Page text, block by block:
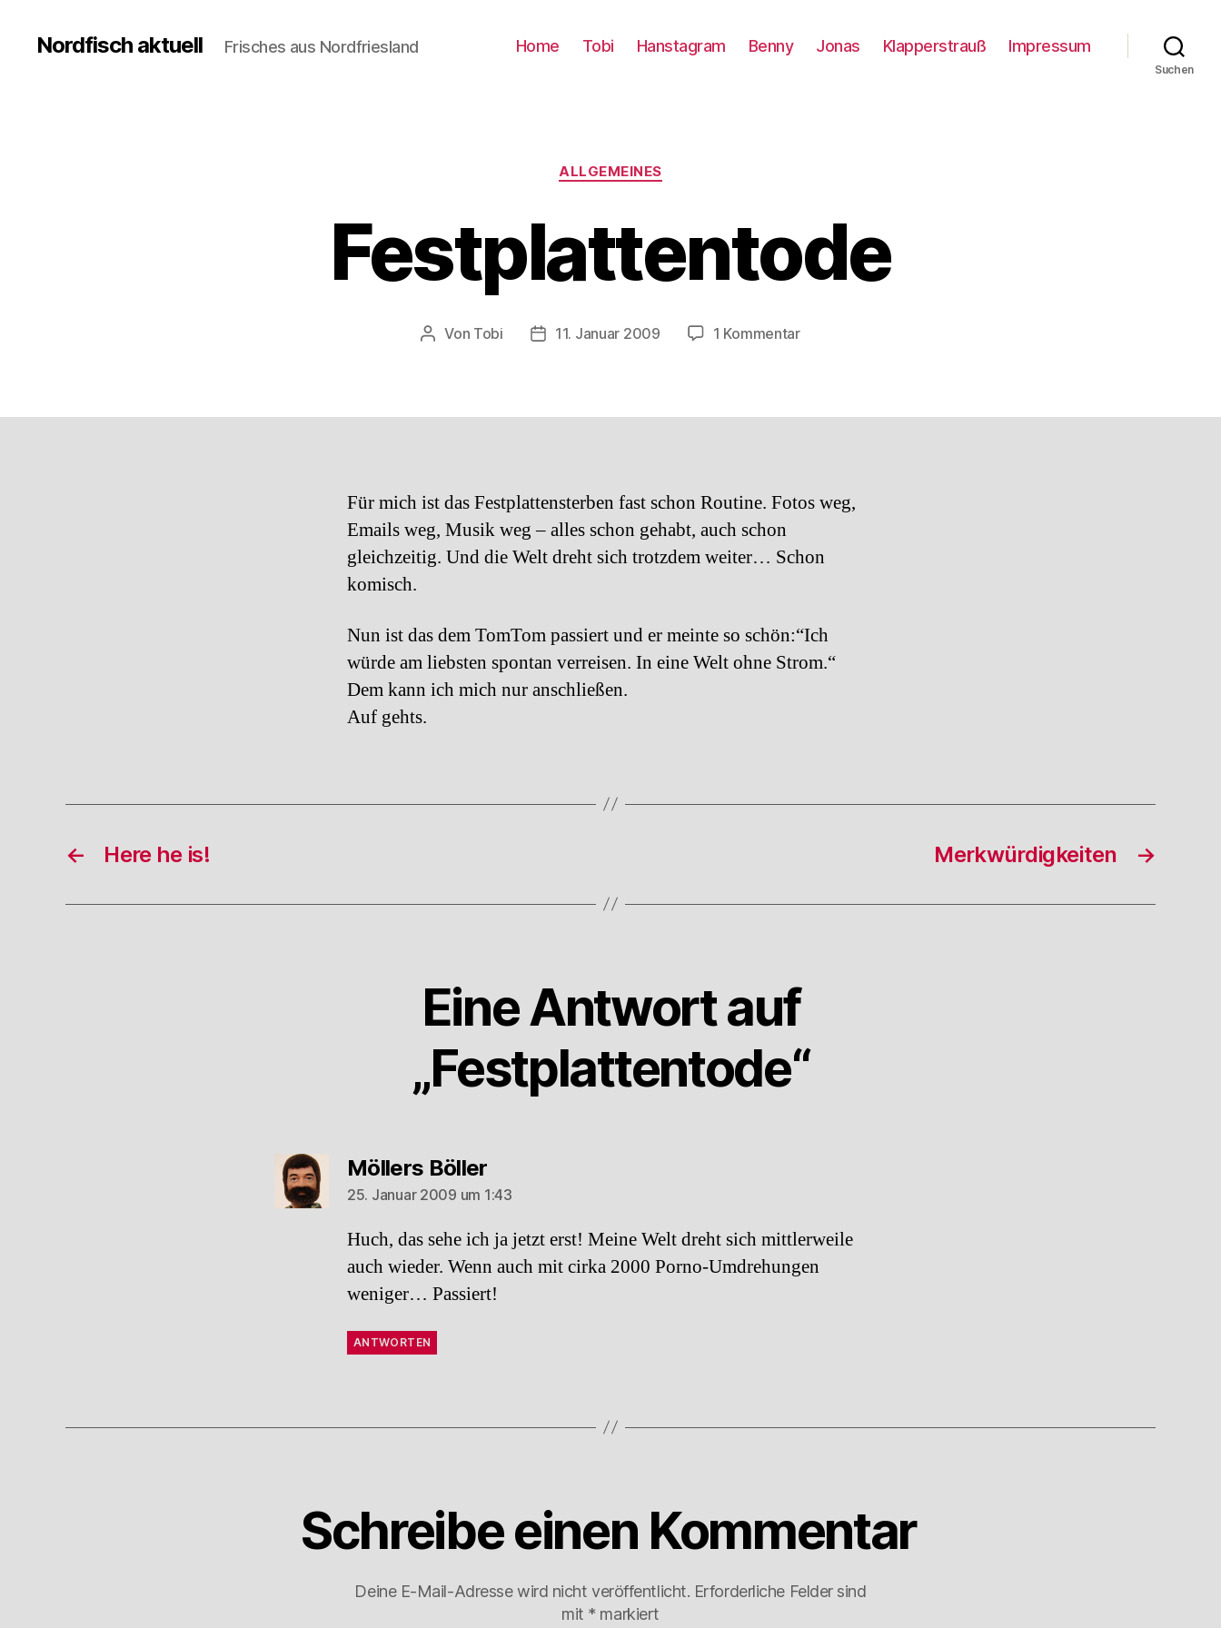
Nordfisch aktuell Frisches aus Nordfriesland Home Tobi Hanstagram Benny Jonas Klapperstrauß Impressum
Suchen
Kategorien
ALLGEMEINES
Festplattentode
Beitragsautor
Von Tobi Beitragsdatum
11. Januar 2009 1 Kommentarzu
Für mich ist das Festplattensterben fast schon Routine. Fotos weg,
Emails weg, Musik weg – alles schon gehabt, auch schon
gleichzeitig. Und die Welt dreht sich trotzdem weiter… Schon
komisch.
Nun ist das dem TomTom passiert und er meinte so schön:“Ich
würde am liebsten spontan verreisen. In eine Welt ohne Strom.“
Dem kann ich mich nur anschließen.
Auf gehts.
← Here he is! →
Merkwürdigkeiten
Eine Antwort auf
„Festplattentode“
Möllers Böllersagt:
25. Januar 2009 um 1:43
Huch, das sehe ich ja jetzt erst! Meine Welt dreht sich mittlerweile
auch wieder. Wenn auch mit cirka 2000 Porno-Umdrehungen
weniger… Passiert!
ANTWORTEN
Schreibe einen Kommentar
Deine E-Mail-Adresse wird nicht veröffentlicht. Erforderliche Felder sind
mit * markiert